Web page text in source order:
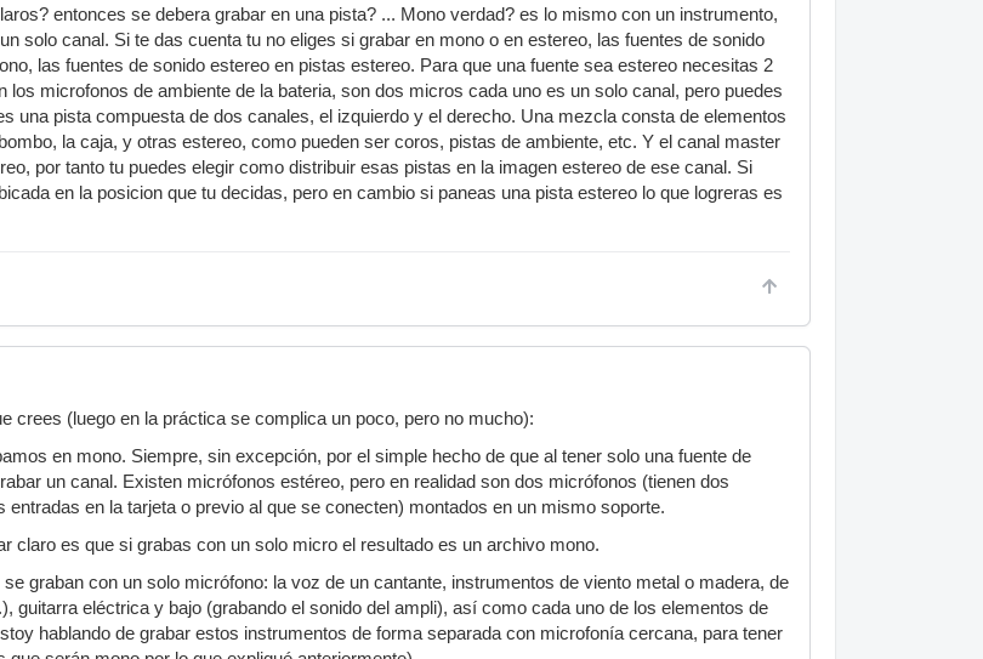
entonces se debera grabar en una pista? ... Mono verdad? es lo mismo con un instrumento,
solo canal. Si te das cuenta tu no eliges si grabar en mono o en estereo, las fuentes de sonido
las fuentes de sonido estereo en pistas estereo. Para que una fuente sea estereo necesitas 2
los microfonos de ambiente de la bateria, son dos micros cada uno es un solo canal, pero puedes
una pista compuesta de dos canales, el izquierdo y el derecho. Una mezcla consta de elementos
la caja, y otras estereo, como pueden ser coros, pistas de ambiente, etc. Y el canal master
por tanto tu puedes elegir como distribuir esas pistas en la imagen estereo de ese canal. Si
en la posicion que tu decidas, pero en cambio si paneas una pista estereo lo que logreras es
crees (luego en la práctica se complica un poco, pero no mucho):
en mono. Siempre, sin excepción, por el simple hecho de que al tener solo una fuente de
un canal. Existen micrófonos estéreo, pero en realidad son dos micrófonos (tienen dos
en la tarjeta o previo al que se conecten) montados en un mismo soporte.
claro es que si grabas con un solo micro el resultado es un archivo mono.
graban con un solo micrófono: la voz de un cantante, instrumentos de viento metal o madera, de
guitarra eléctrica y bajo (grabando el sonido del ampli), así como cada uno de los elementos de
hablando de grabar estos instrumentos de forma separada con microfonía cercana, para tener